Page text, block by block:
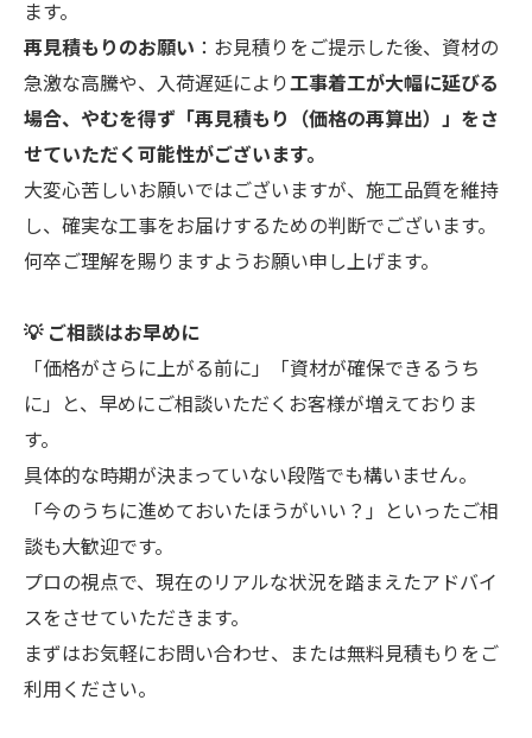
ます。
再見積もりのお願い ：お見積りをご提示した後、資材の
急激な高騰や、入荷遅延により工事着工が大幅に延びる
場合、やむを得ず「再見積もり（価格の再算出）」をさ
せていただく可能性がございます。
大変心苦しいお願いではございますが、施工品質を維持
し、確実な工事をお届けするための判断でございます。
何卒ご理解を賜りますようお願い申し上げます。
💡 ご相談はお早めに
「価格がさらに上がる前に」「資材が確保できるうち
に」と、早めにご相談いただくお客様が増えておりま
す。
具体的な時期が決まっていない段階でも構いません。
「今のうちに進めておいたほうがいい？」といったご相
談も大歓迎です。
プロの視点で、現在のリアルな状況を踏まえたアドバイ
スをさせていただきます。
まずはお気軽にお問い合わせ、または無料見積もりをご
利用ください。